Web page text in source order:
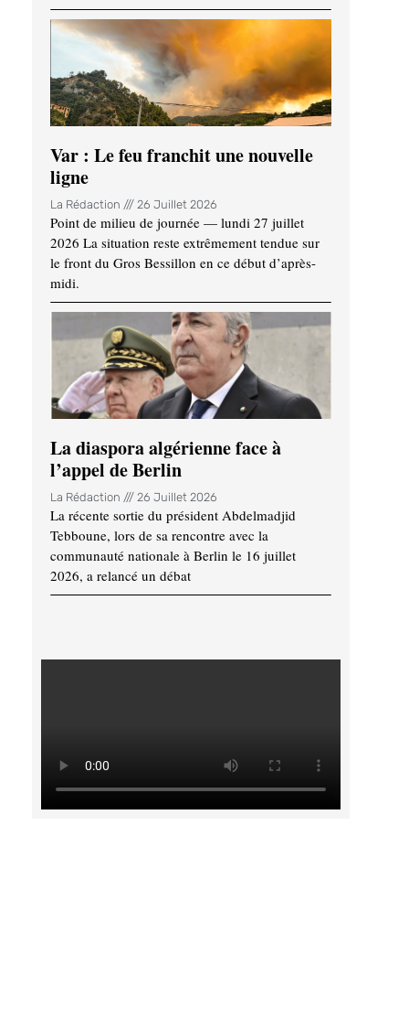
Var : Le feu franchit une nouvelle
ligne
La Rédaction 26 Juillet 2026
Point de milieu de journée — lundi 27 juillet
2026 La situation reste extrêmement tendue sur
le front du Gros Bessillon en ce début d’après-
midi.
La diaspora algérienne face à
l’appel de Berlin
La Rédaction 26 Juillet 2026
La récente sortie du président Abdelmadjid
Tebboune, lors de sa rencontre avec la
communauté nationale à Berlin le 16 juillet
2026, a relancé un débat